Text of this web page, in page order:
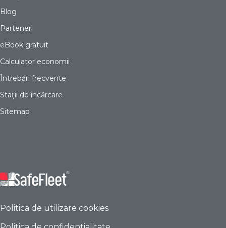
Blog
Parteneri
eBook gratuit
Calculator economii
Întrebări frecvente
Stații de încărcare
Sitemap
Politica de utilizare cookies